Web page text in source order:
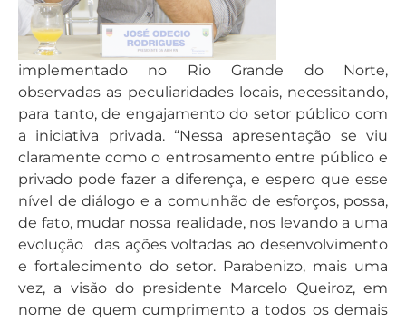
implementado no Rio Grande do Norte,
observadas as peculiaridades locais, necessitando,
para tanto, de engajamento do setor público com
a iniciativa privada. “Nessa apresentação se viu
claramente como o entrosamento entre público e
privado pode fazer a diferença, e espero que esse
nível de diálogo e a comunhão de esforços, possa,
de fato, mudar nossa realidade, nos levando a uma
evolução das ações voltadas ao desenvolvimento
e fortalecimento do setor. Parabenizo, mais uma
vez, a visão do presidente Marcelo Queiroz, em
nome de quem cumprimento a todos os demais